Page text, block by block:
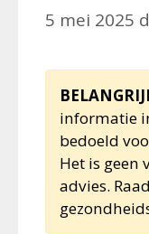
5 mei 2025
informatie
bedoeld
Het is geen
advies.